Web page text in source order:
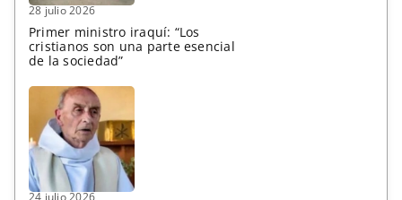
28 julio 2026
Primer ministro iraquí: “Los
cristianos son una parte esencial
de la sociedad”
24 julio 2026